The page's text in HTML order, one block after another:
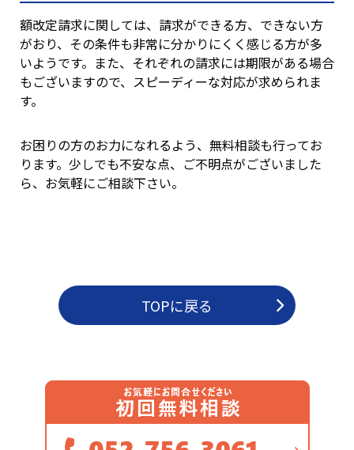
額改定請求に関しては、請求ができる方、できない方
がおり、その条件も非常に分かりにくく感じる方が多
いようです。また、それぞれの請求には期限がある場合
もございますので、スピーディーな対応が求められま
す。
お困りの方のお力になれるよう、無料相談も行ってお
ります。少しでも不安な点、ご不明点がございました
ら、お気軽にご相談下さい。
TOPに戻る